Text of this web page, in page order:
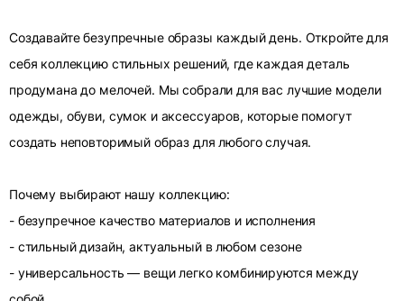
Создавайте безупречные образы каждый день. Откройте для
себя коллекцию стильных решений, где каждая деталь
продумана до мелочей. Мы собрали для вас лучшие модели
одежды, обуви, сумок и аксессуаров, которые помогут
создать неповторимый образ для любого случая.
Почему выбирают нашу коллекцию:
- безупречное качество материалов и исполнения
- стильный дизайн, актуальный в любом сезоне
- универсальность — вещи легко комбинируются между